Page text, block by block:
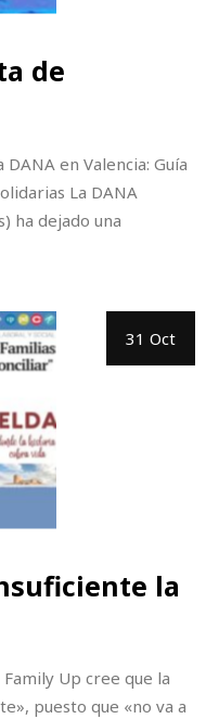
de
en Valencia: Guía
La DANA
ha dejado una
31 Oct
la
Family Up cree que la
puesto que «no va a